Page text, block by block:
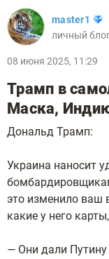
master1
личный
08 июня 2025, 11:29
Трамп в
Маска,
Дональд Трамп:
Украина наносит
это изменило ваш
какие у него
— Они дали Путину